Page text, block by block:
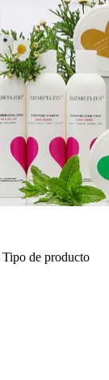
Tipo de producto